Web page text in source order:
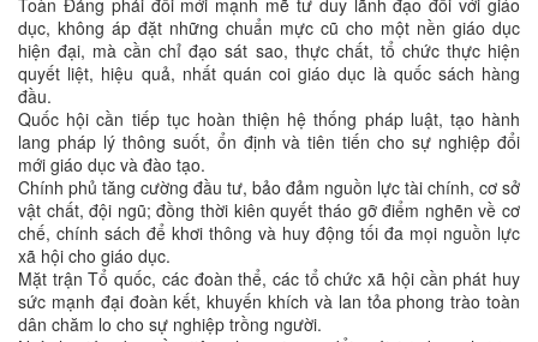
dục, không áp đặt những chuẩn mực cũ cho một nền giáo dục
hiện đại, mà cần chỉ đạo sát sao, thực chất, tổ chức thực hiện
quyết liệt, hiệu quả, nhất quán coi giáo dục là quốc sách hàng
đầu.
Quốc hội cần tiếp tục hoàn thiện hệ thống pháp luật, tạo hành
lang pháp lý thông suốt, ổn định và tiên tiến cho sự nghiệp đổi
mới giáo dục và đào tạo.
Chính phủ tăng cường đầu tư, bảo đảm nguồn lực tài chính, cơ sở
vật chất, đội ngũ; đồng thời kiên quyết tháo gỡ điểm nghẽn về cơ
chế, chính sách để khơi thông và huy động tối đa mọi nguồn lực
xã hội cho giáo dục.
Mặt trận Tổ quốc, các đoàn thể, các tổ chức xã hội cần phát huy
sức mạnh đại đoàn kết, khuyến khích và lan tỏa phong trào toàn
dân chăm lo cho sự nghiệp trồng người.